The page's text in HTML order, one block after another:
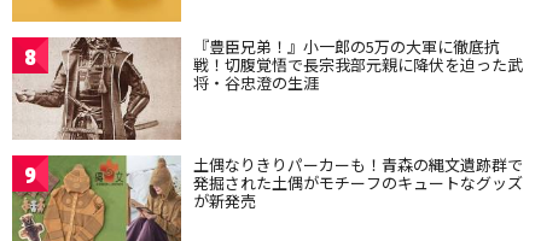
8 『豊臣兄弟！』小一郎の5万の大軍に徹底抗
戦！切腹覚悟で長宗我部元親に降伏を迫った武
将・谷忠澄の生涯
9 土偶なりきりパーカーも！青森の縄文遺跡群で
発掘された土偶がモチーフのキュートなグッズ
が新発売